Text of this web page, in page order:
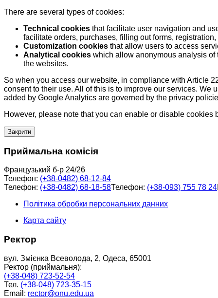
There are several types of cookies:
Technical cookies that facilitate user navigation and
facilitate orders, purchases, filling out forms,
Customization cookies that allow users to access
Analytical cookies which allow anonymous analysis
the websites.
So when you access our website, in compliance with Article
consent to their use. All of this is to improve our services.
added by Google Analytics are governed by the privacy
However, please note that you can enable or disable cookies
Закрити
Приймальна комісія
Французький б-р 24/26
Телефон: (+38-0482) 68-12-84
Телефон: (+38-0482) 68-18-58Телефон: (+38-093) 755 78 24
Політика обробки персональних данних
Карта сайту
Ректор
вул. Змієнка Всеволода, 2, Одеса, 65001
Ректор (приймальня):
(+38-048) 723-52-54
Тел. (+38-048) 723-35-15
Email: rector@onu.edu.ua